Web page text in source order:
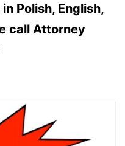
Polish, English,
call Attorney